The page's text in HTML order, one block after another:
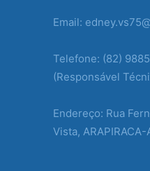
Email:
Telefone: (82)
(Responsável
Endereço: Rua
Vista, ARAPIRACA-